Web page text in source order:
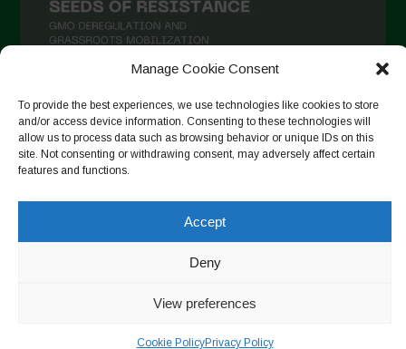
Manage Cookie Consent
To provide the best experiences, we use technologies like cookies to store
and/or access device information. Consenting to these technologies will
allow us to process data such as browsing behavior or unique IDs on this
site. Not consenting or withdrawing consent, may adversely affect certain
features and functions.
Accept
Deny
View preferences
Cookie PolicyPrivacy Policy
Auf Instagram folgen
Copyright © 2026. All rights reserved.